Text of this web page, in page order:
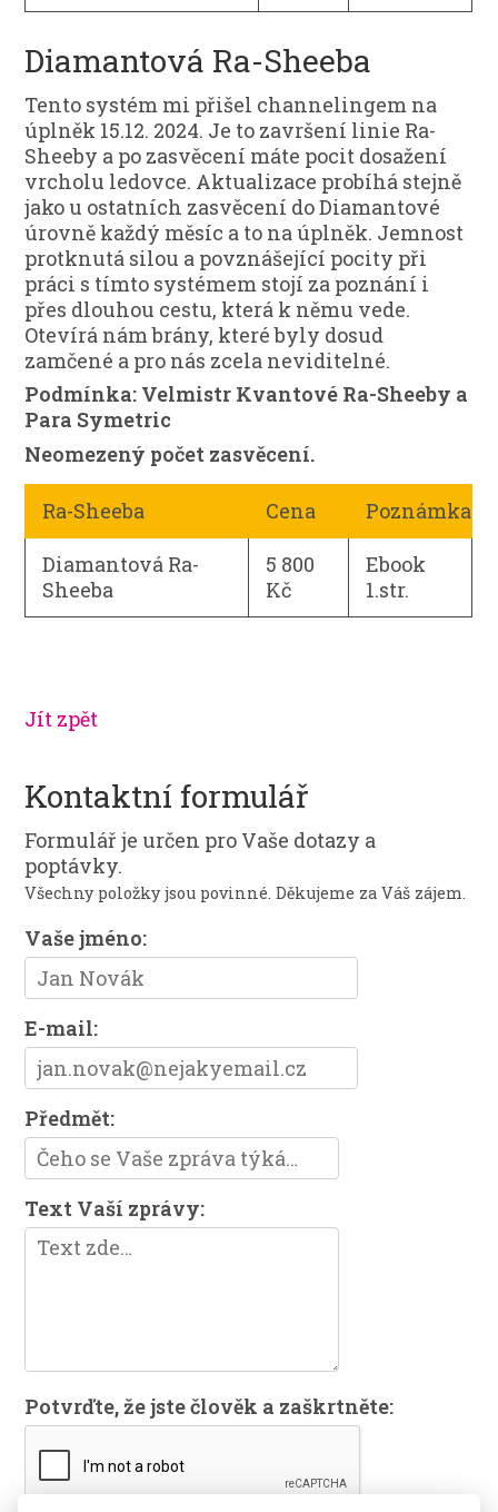
Diamantová Ra-Sheeba
Tento systém mi přišel channelingem na
úplněk 15.12. 2024. Je to završení linie Ra-
Sheeby a po zasvěcení máte pocit dosažení
vrcholu ledovce. Aktualizace probíhá stejně
jako u ostatních zasvěcení do Diamantové
úrovně každý měsíc a to na úplněk. Jemnost
protknutá silou a povznášející pocity při
práci s tímto systémem stojí za poznání i
přes dlouhou cestu, která k němu vede.
Otevírá nám brány, které byly dosud
zamčené a pro nás zcela neviditelné.
Podmínka: Velmistr Kvantové Ra-Sheeby a
Para Symetric
Neomezený počet zasvěcení.
Ra-Sheeba Cena
Poznámka
Diamantová Ra-
Sheeba
5 800
Kč
Ebook
1.str.
Jít zpět
Kontaktní formulář
Formulář je určen pro Vaše dotazy a
poptávky.
Všechny položky jsou povinné. Děkujeme za Váš zájem.
Vaše jméno:
E-mail:
Předmět:
Text Vaší zprávy:
Potvrďte, že jste člověk a zaškrtněte: